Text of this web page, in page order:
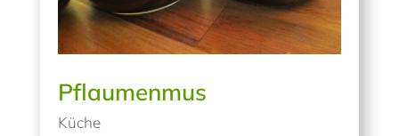
Pflaumenmus
Küche